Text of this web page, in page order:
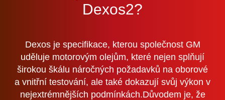
Dexos2?
Dexos je specifikace, kterou společnost GM
uděluje motorovým olejům, které nejen splňují
širokou škálu náročných požadavků na oborové
a vnitřní testování, ale také dokazují svůj výkon v
nejextrémnějších podmínkách.Důvodem je, že